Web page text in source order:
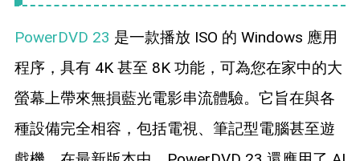
PowerDVD 23 是一款播放 ISO 的 Windows 應用
程序，具有 4K 甚至 8K 功能，可為您在家中的大
螢幕上帶來無損藍光電影串流體驗。它旨在與各
種設備完全相容，包括電視、筆記型電腦甚至遊